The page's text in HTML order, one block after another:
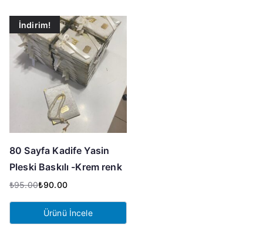
İndirim!
80 Sayfa Kadife Yasin
Pleski Baskılı -Krem renk
₺95.00
Orijinal
fiyat:
₺95.00.
₺90.00
Şu
andaki
fiyat:
Ürünü İncele